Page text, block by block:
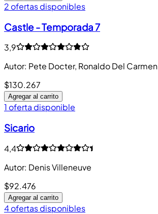
2 ofertas disponibles
Castle - Temporada 7
3,9
Autor: Pete Docter, Ronaldo Del Carmen
$130.267
Agregar al carrito
1 oferta disponible
Sicario
4,4
Autor: Denis Villeneuve
$92.476
Agregar al carrito
4 ofertas disponibles